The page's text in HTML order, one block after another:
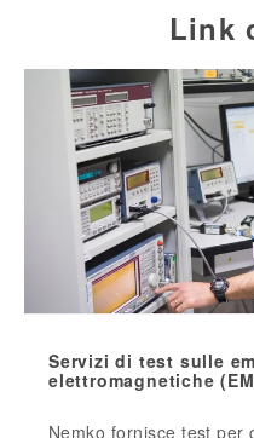
Link
Servizi di test sulle
elettromagnetiche
Nemko fornisce test per